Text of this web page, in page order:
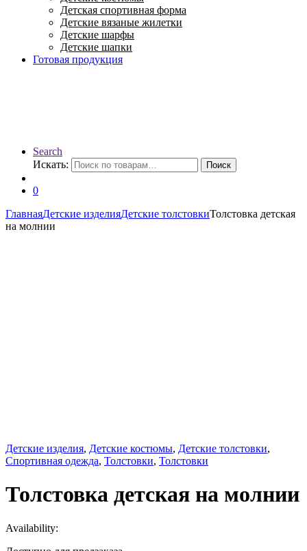
Детская спортивная форма
Детские вязаные жилетки
Детские шарфы
Детские шапки
Готовая продукция
Search
Искать:
Поиск
0
ГлавнаяДетские изделияДетские толстовкиТолстовка детская
на молнии
Детские изделия, Детские костюмы, Детские толстовки,
Спортивная одежда, Толстовки, Толстовки
Толстовка детская на молнии
Availability: